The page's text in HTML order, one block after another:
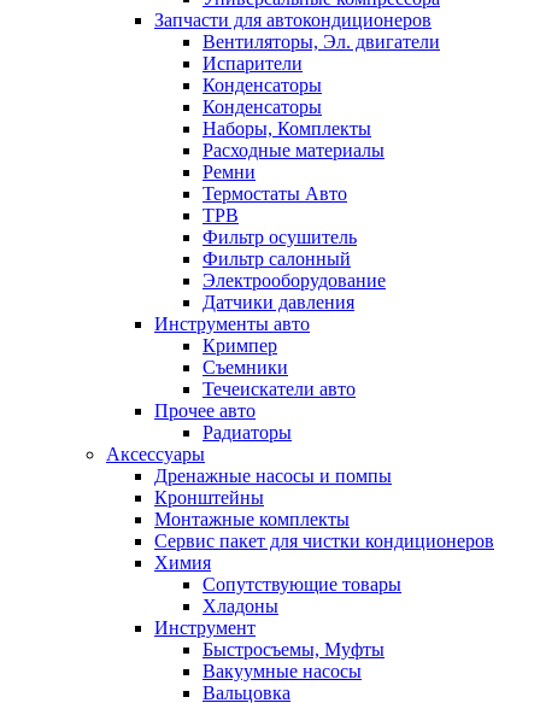
Запчасти для автокондиционеров
Вентиляторы, Эл. двигатели
Испарители
Конденсаторы
Конденсаторы
Наборы, Комплекты
Расходные материалы
Ремни
Термостаты Авто
ТРВ
Фильтр осушитель
Фильтр салонный
Электрооборудование
Датчики давления
Инструменты авто
Кримпер
Съемники
Течеискатели авто
Прочее авто
Радиаторы
Аксессуары
Дренажные насосы и помпы
Кронштейны
Монтажные комплекты
Сервис пакет для чистки кондиционеров
Химия
Сопутствующие товары
Хладоны
Инструмент
Быстросъемы, Муфты
Вакуумные насосы
Вальцовка